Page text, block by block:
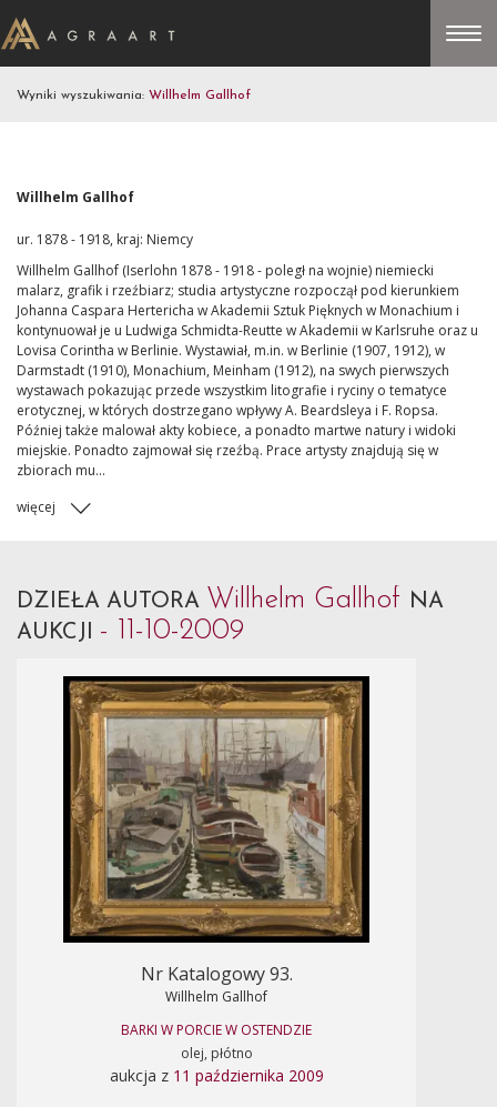
Wyniki wyszukiwania: Willhelm Gallhof
Willhelm Gallhof
ur. 1878 - 1918, kraj: Niemcy
Willhelm Gallhof (Iserlohn 1878 - 1918 - poległ na wojnie) niemiecki
malarz, grafik i rzeźbiarz; studia artystyczne rozpoczął pod kierunkiem
Johanna Caspara Hertericha w Akademii Sztuk Pięknych w Monachium i
kontynuował je u Ludwiga Schmidta-Reutte w Akademii w Karlsruhe oraz u
Lovisa Corintha w Berlinie. Wystawiał, m.in. w Berlinie (1907, 1912), w
Darmstadt (1910), Monachium, Meinham (1912), na swych pierwszych
wystawach pokazując przede wszystkim litografie i ryciny o tematyce
erotycznej, w których dostrzegano wpływy A. Beardsleya i F. Ropsa.
Później także malował akty kobiece, a ponadto martwe natury i widoki
miejskie. Ponadto zajmował się rzeźbą. Prace artysty znajdują się w
zbiorach mu...
więcej
DZIEŁA AUTORA Willhelm Gallhof NA
AUKCJI - 11-10-2009
Nr Katalogowy 93.
Willhelm Gallhof
BARKI W PORCIE W OSTENDZIE
olej, płótno
aukcja z 11 października 2009